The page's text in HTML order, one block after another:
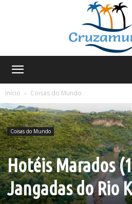
Início
Coisas do Mundo
Coisas do Mundo
Hotéis Marados
Jangadas do Rio